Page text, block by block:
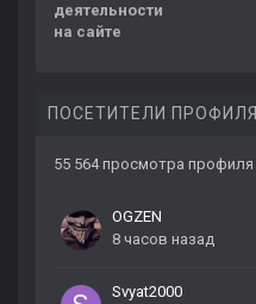
деятельности
на сайте
ПОСЕТИТЕЛИ ПРОФИЛЯ
55 564 просмотра профиля
OGZEN
8 часов назад
Svyat2000